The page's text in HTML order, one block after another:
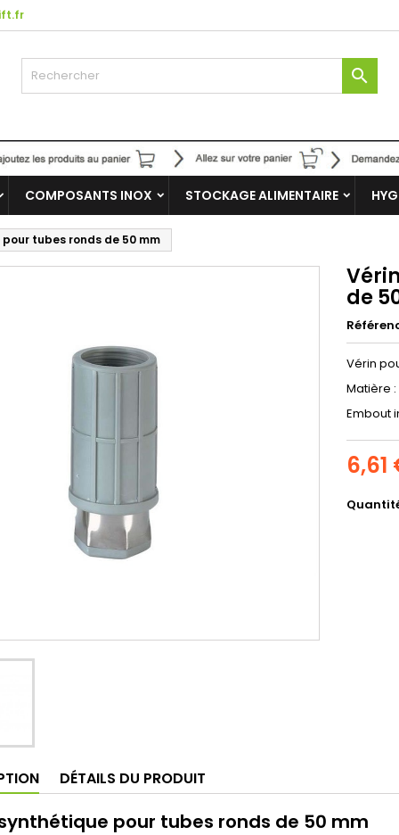

COMPOSANTS INOX STOCKAGE ALIMENTAIRE
tubes ronds de 50 mm
de
Vérin
Matière
Embout
6,61
DÉTAILS DU PRODUIT
pour tubes ronds de 50 mm